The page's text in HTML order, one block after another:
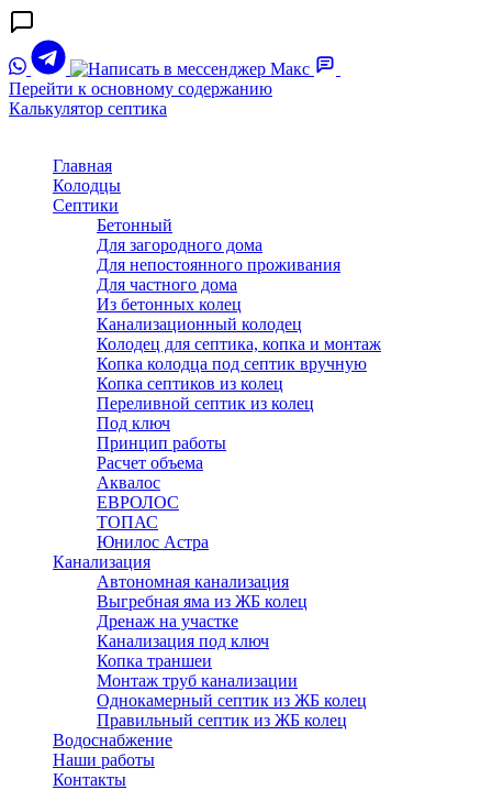
Перейти к основному содержанию
Калькулятор септика
Главная
Колодцы
Септики
Бетонный
Для загородного дома
Для непостоянного проживания
Для частного дома
Из бетонных колец
Канализационный колодец
Колодец для септика, копка и монтаж
Копка колодца под септик вручную
Копка септиков из колец
Переливной септик из колец
Под ключ
Принцип работы
Расчет объема
Аквалос
ЕВРОЛОС
ТОПАС
Юнилос Астра
Канализация
Автономная канализация
Выгребная яма из ЖБ колец
Дренаж на участке
Канализация под ключ
Копка траншеи
Монтаж труб канализации
Однокамерный септик из ЖБ колец
Правильный септик из ЖБ колец
Водоснабжение
Наши работы
Контакты